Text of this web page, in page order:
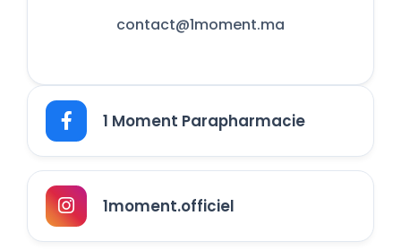
contact@1moment.ma
1 Moment Parapharmacie
1moment.officiel